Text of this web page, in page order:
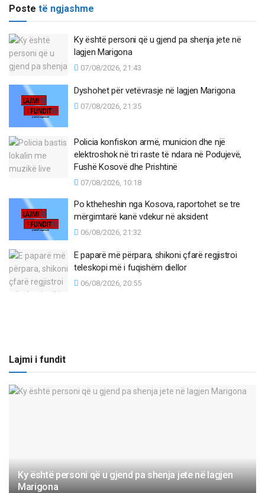
Poste të ngjashme
Ky është personi që u gjend pa shenja jete në
lagjen Marigona
07/08/2026, 21:43
Dyshohet për vetëvrasje në lagjen Marigona
07/08/2026, 21:35
Policia konfiskon armë, municion dhe një
elektroshok në tri raste të ndara në Podujevë,
Fushë Kosovë dhe Prishtinë
07/08/2026, 10:18
Po ktheheshin nga Kosova, raportohet se tre
mërgimtarë kanë vdekur në aksident
06/08/2026, 21:32
E paparë më përpara, shikoni çfarë regjistroi
teleskopi më i fuqishëm diellor
06/08/2026, 20:55
Lajmi i fundit
Ky është personi që u gjend pa shenja jete në lagjen
Marigona